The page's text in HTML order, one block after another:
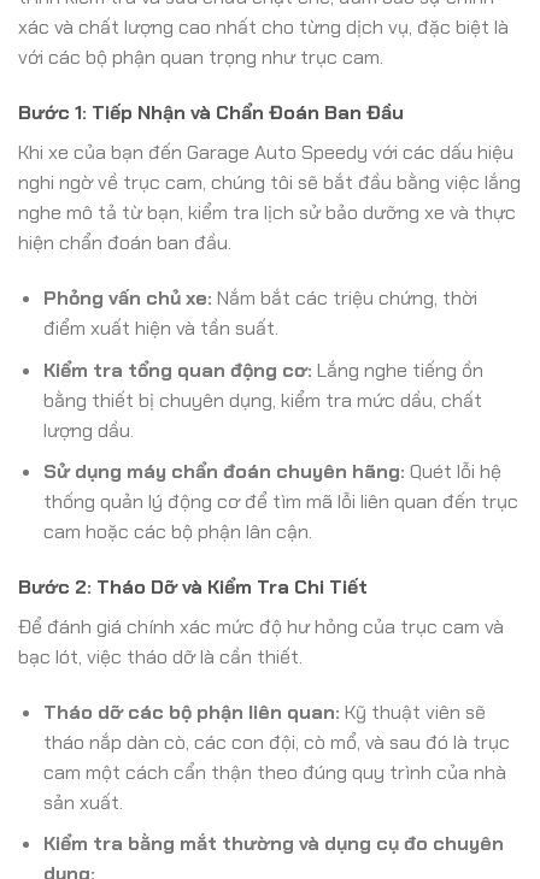
xác và chất lượng cao nhất cho từng dịch vụ, đặc biệt là
với các bộ phận quan trọng như trục cam.
Bước 1: Tiếp Nhận và Chẩn Đoán Ban Đầu
Khi xe của bạn đến Garage Auto Speedy với các dấu hiệu
nghi ngờ về trục cam, chúng tôi sẽ bắt đầu bằng việc lắng
nghe mô tả từ bạn, kiểm tra lịch sử bảo dưỡng xe và thực
hiện chẩn đoán ban đầu.
Phỏng vấn chủ xe: Nắm bắt các triệu chứng, thời
điểm xuất hiện và tần suất.
Kiểm tra tổng quan động cơ: Lắng nghe tiếng ồn
bằng thiết bị chuyên dụng, kiểm tra mức dầu, chất
lượng dầu.
Sử dụng máy chẩn đoán chuyên hãng: Quét lỗi hệ
thống quản lý động cơ để tìm mã lỗi liên quan đến trục
cam hoặc các bộ phận lân cận.
Bước 2: Tháo Dỡ và Kiểm Tra Chi Tiết
Để đánh giá chính xác mức độ hư hỏng của trục cam và
bạc lót, việc tháo dỡ là cần thiết.
Tháo dỡ các bộ phận liên quan: Kỹ thuật viên sẽ
tháo nắp dàn cò, các con đội, cò mổ, và sau đó là trục
cam một cách cẩn thận theo đúng quy trình của nhà
sản xuất.
Kiểm tra bằng mắt thường và dụng cụ đo chuyên
dụng: